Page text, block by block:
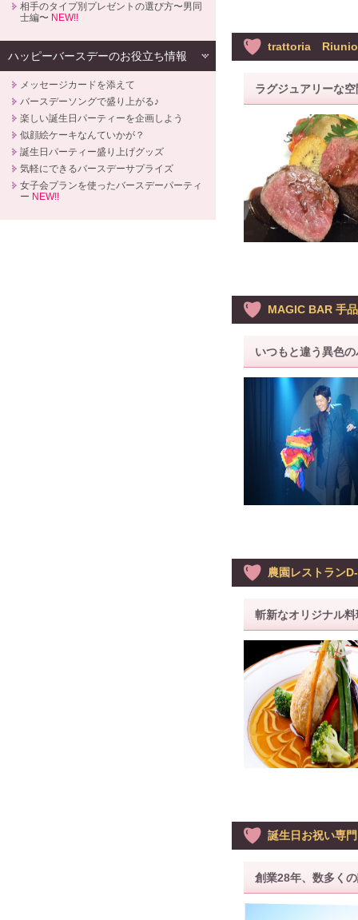
trattoria
ラグジュアリーな
MAGIC BAR 手
いつもと違う異色
農園レストラン
斬新なオリジナル
誕生日お祝い専
創業28年、数多く
相手のタイプ別プレゼントの選び方〜男同
士編〜 NEW!!
ハッピーバースデーのお役立ち情報
メッセージカードを添えて
バースデーソングで盛り上がる♪
楽しい誕生日パーティーを企画しよう
似顔絵ケーキなんていかが？
誕生日パーティー盛り上げグッズ
気軽にできるバースデーサプライズ
女子会プランを使ったバースデーパーティ
ー NEW!!